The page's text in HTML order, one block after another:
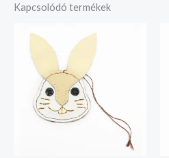
Kapcsolódó termékek